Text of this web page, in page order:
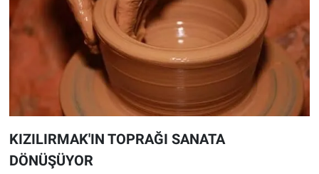
KIZILIRMAK'IN TOPRAĞI SANATA
DÖNÜŞÜYOR